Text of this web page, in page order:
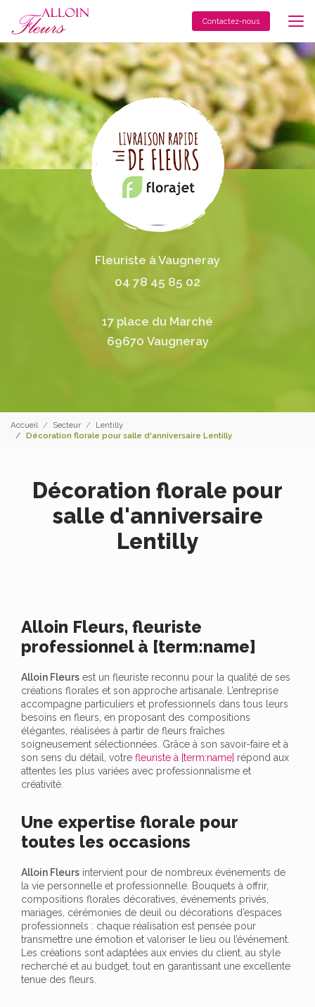
contenu
principal
Contactez-nous
Fleuriste à Vaugneray
04 78 45 85 02
17 place du Marché
69670 Vaugneray
Accueil Secteur
Lentilly
Décoration florale pour salle d'anniversaire Lentilly
Décoration florale pour
salle d'anniversaire
Lentilly
Alloin Fleurs, fleuriste
professionnel à [term:name]
Alloin Fleurs est un fleuriste reconnu pour la qualité de ses
créations florales et son approche artisanale. L’entreprise
accompagne particuliers et professionnels dans tous leurs
besoins en fleurs, en proposant des compositions
élégantes, réalisées à partir de fleurs fraîches
soigneusement sélectionnées. Grâce à son savoir-faire et à
son sens du détail, votre fleuriste à [term:name] répond aux
attentes les plus variées avec professionnalisme et
créativité.
Une expertise florale pour
toutes les occasions
Alloin Fleurs intervient pour de nombreux événements de
la vie personnelle et professionnelle. Bouquets à offrir,
compositions florales décoratives, événements privés,
mariages, cérémonies de deuil ou décorations d’espaces
professionnels : chaque réalisation est pensée pour
transmettre une émotion et valoriser le lieu ou l’événement.
Les créations sont adaptées aux envies du client, au style
recherché et au budget, tout en garantissant une excellente
tenue des fleurs.